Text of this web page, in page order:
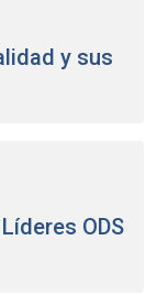
y sus
ODS